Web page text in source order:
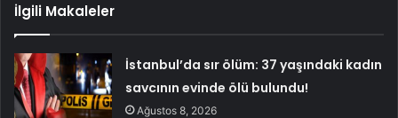
İlgili Makaleler
İstanbul’da sır ölüm: 37 yaşındaki kadın
savcının evinde ölü bulundu!
Ağustos 8, 2026